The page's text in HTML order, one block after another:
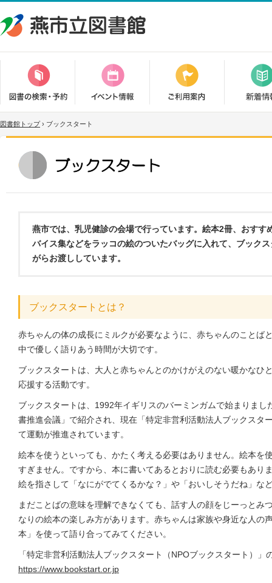
図書館トップ› ブックスタート
燕市では、乳児健診の会場で行っています。絵本2冊、おすす
バイス集などをラッコの絵のついたバッグに入れて、ブック
がらお渡ししています。
ブックスタートとは？
赤ちゃんの体の成長にミルクが必要なように、赤ちゃんのことば
中で優しく語りあう時間が大切です。
ブックスタートは、大人と赤ちゃんとのかけがえのない暖かなひ
応援する活動です。
ブックスタートは、1992年イギリスのバーミンガムで始まりま
書推進会議」で紹介され、現在「特定非営利活動法人ブックスタ
て運動が推進されています。
絵本を使うといっても、かたく考える必要はありません。絵本を
すぎません。ですから、本に書いてあるとおりに読む必要もあり
絵を指さして「なにがでてくるかな？」や「おいしそうだね」な
まだことばの意味を理解できなくても、話す人の顔をじーっとみ
なりの絵本の楽しみ方があります。赤ちゃんは家族や身近な人の
本」を使って語り合ってみてください。
「特定非営利活動法人ブックスタート（NPOブックスタート）」
https://www.bookstart.or.jp